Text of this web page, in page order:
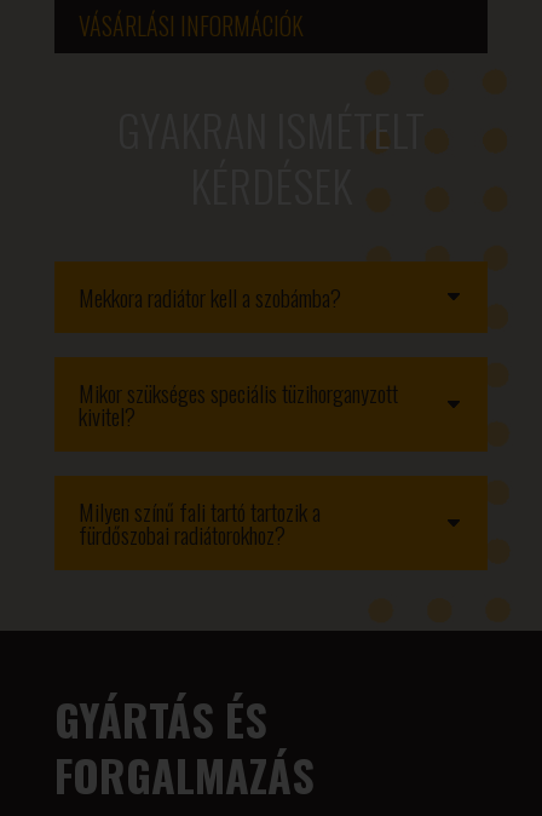
VÁSÁRLÁSI INFORMÁCIÓK
GYAKRAN ISMÉTELT
Mekkora radiátor kell a szobámba?
Mikor szükséges speciális tüzihorganyzott
kivitel?
Milyen színű fali tartó tartozik a
fürdőszobai radiátorokhoz?
GYÁRTÁS ÉS
FORGALMAZÁS